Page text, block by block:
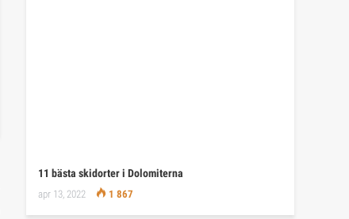
11 bästa skidorter i Dolomiterna
apr 13, 2022 1 867